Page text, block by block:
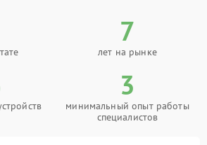
7
лет на рынке
3
минимальный опыт работы
специалистов